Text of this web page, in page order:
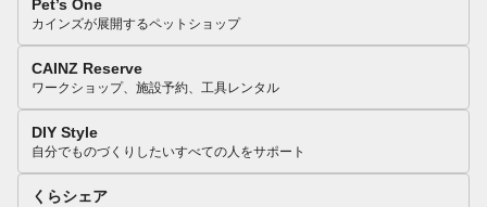
Pet’s One
カインズが展開するペットショップ
CAINZ Reserve
ワークショップ、施設予約、工具レンタル
DIY Style
自分でものづくりしたいすべての人をサポート
くらシェア